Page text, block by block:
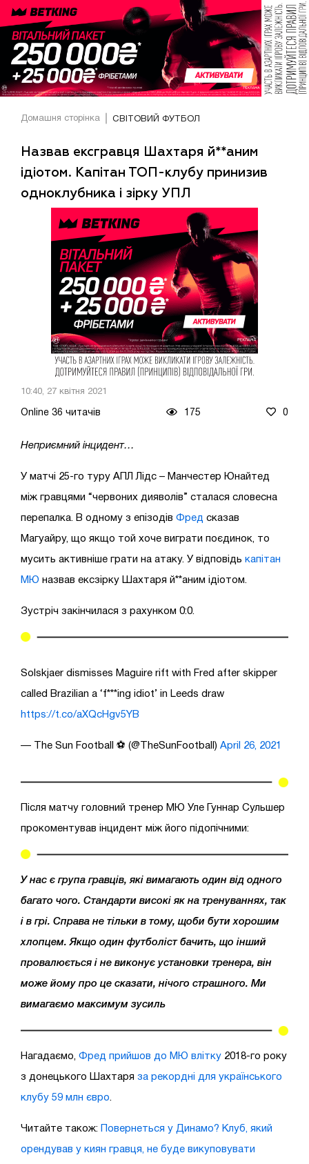
Домашня сторінка СВІТОВИЙ ФУТБОЛ
Назвав ексгравця Шахтаря й**аним
ідіотом. Капітан ТОП-клубу принизив
одноклубника і зірку УПЛ
10:40, 27 квітня 2021
Online 36 читачів 175 0
Неприємний інцидент…
У матчі 25-го туру АПЛ Лідс – Манчестер Юнайтед
між гравцями “червоних дияволів” сталася словесна
перепалка. В одному з епізодів Фред сказав
Магуайру, що якщо той хоче виграти поєдинок, то
мусить активніше грати на атаку. У відповідь капітан
МЮ назвав ексзірку Шахтаря й**аним ідіотом.
Зустріч закінчилася з рахунком 0:0.
Solskjaer dismisses Maguire rift with Fred after skipper
called Brazilian a ‘f***ing idiot’ in Leeds draw
https://t.co/aXQcHgv5YB
— The Sun Football ⚽ (@TheSunFootball) April 26, 2021
Після матчу головний тренер МЮ Уле Гуннар Сульшер
прокоментував інцидент між його підопічними:
У нас є група гравців, які вимагають один від одного
багато чого. Стандарти високі як на тренуваннях, так
і в грі. Справа не тільки в тому, щоби бути хорошим
хлопцем. Якщо один футболіст бачить, що інший
провалюється і не виконує установки тренера, він
може йому про це сказати, нічого страшного. Ми
вимагаємо максимум зусиль
Нагадаємо, Фред прийшов до МЮ влітку 2018-го року
з донецького Шахтаря за рекордні для українського
клубу 59 млн євро
Читайте також: Повернеться у Динамо? Клуб, який
орендував у киян гравця, не буде викуповувати